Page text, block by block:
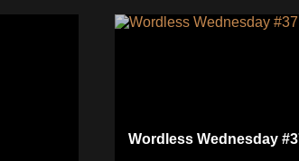
Wordless Wednesday